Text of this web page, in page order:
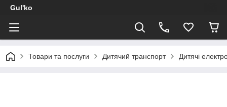
Gul'ko
Товари та послуги Дитячий транспорт Дитячі